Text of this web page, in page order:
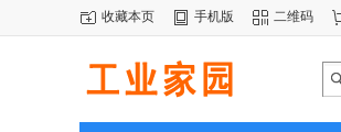
收藏本页 手机版 二维码